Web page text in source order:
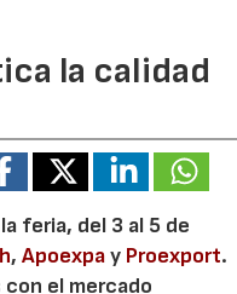
la calidad
feria, del 3 al 5 de
,Apoexpay Proexport.
el mercado